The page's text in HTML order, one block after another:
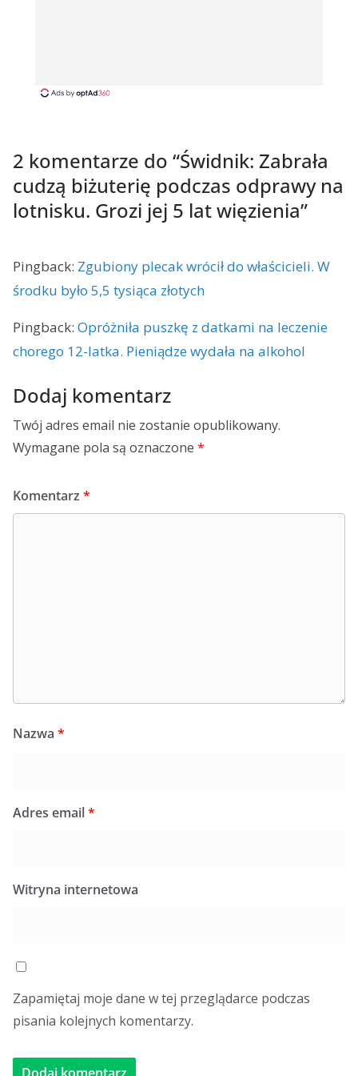
2 komentarze do “Świdnik: Zabrała
cudzą biżuterię podczas odprawy na
lotnisku. Grozi jej 5 lat więzienia”
Pingback: Zgubiony plecak wrócił do właścicieli. W
środku było 5,5 tysiąca złotych
Pingback: Opróżniła puszkę z datkami na leczenie
chorego 12-latka. Pieniądze wydała na alkohol
Dodaj komentarz
Twój adres email nie zostanie opublikowany.
Wymagane pola są oznaczone *
Komentarz *
Nazwa *
Adres email*
Witryna internetowa
Zapamiętaj moje dane w tej przeglądarce podczas
pisania kolejnych komentarzy.